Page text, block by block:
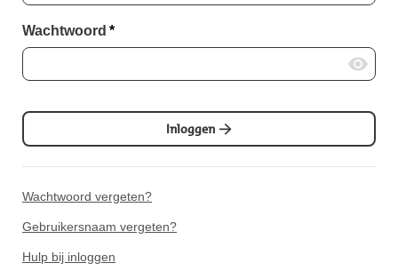
Wachtwoord *
Inloggen
Wachtwoord vergeten?
Gebruikersnaam vergeten?
Hulp bij inloggen